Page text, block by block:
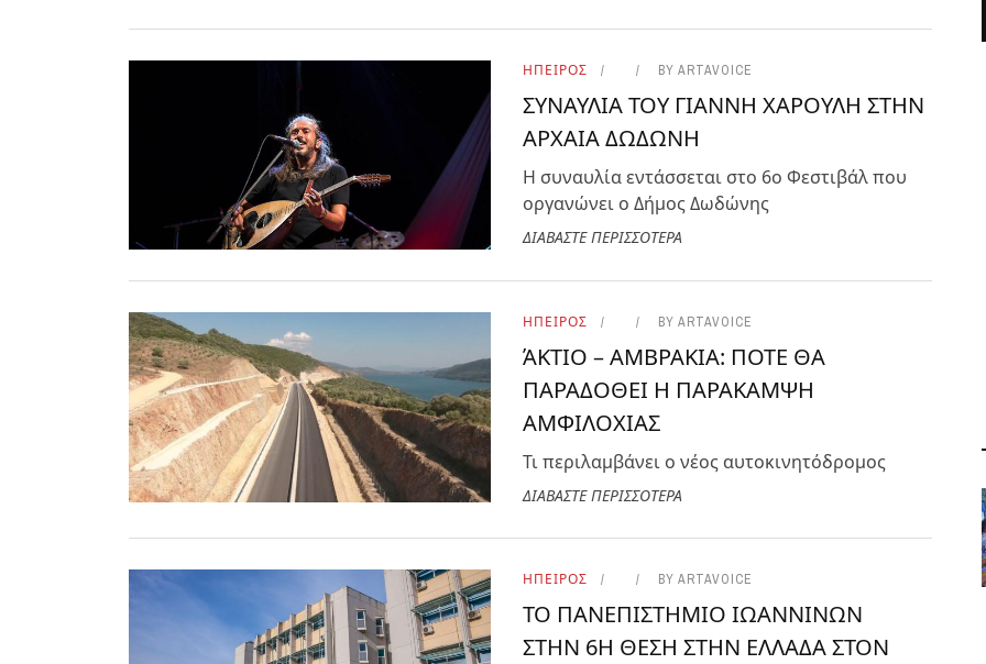
ΗΠΕΙΡΟΣ BY ARTAVOICE
ΣΥΝΑΥΛΙΑ ΤΟΥ ΓΙΑΝΝΗ ΧΑΡΟΥΛΗ ΣΤΗΝ
ΑΡΧΑΙΑ ΔΩΔΩΝΗ
Η συναυλία εντάσσεται στο 6ο Φεστιβάλ που
οργανώνει ο Δήμος Δωδώνης
ΔΙΑΒΑΣΤΕ ΠΕΡΙΣΣΟΤΕΡΑ
ΗΠΕΙΡΟΣ BY ARTAVOICE
ΆΚΤΙΟ – ΑΜΒΡΑΚΙΑ: ΠΟΤΕ ΘΑ
ΠΑΡΑΔΟΘΕΙ Η ΠΑΡΑΚΑΜΨΗ
ΑΜΦΙΛΟΧΙΑΣ
Τι περιλαμβάνει ο νέος αυτοκινητόδρομος
ΔΙΑΒΑΣΤΕ ΠΕΡΙΣΣΟΤΕΡΑ
ΗΠΕΙΡΟΣ BY ARTAVOICE
ΤΟ ΠΑΝΕΠΙΣΤΗΜΙΟ ΙΩΑΝΝΙΝΩΝ
ΣΤΗΝ 6Η ΘΕΣΗ ΣΤΗΝ ΕΛΛΑΔΑ ΣΤΟΝ